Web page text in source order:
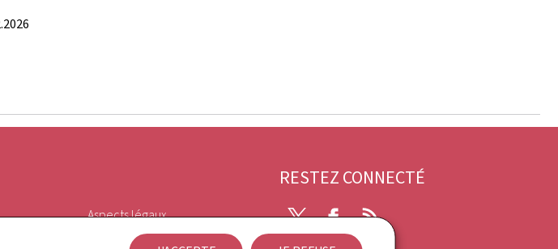
Aspects légaux
RESTEZ CONNECTÉ
X Facebook
RSS